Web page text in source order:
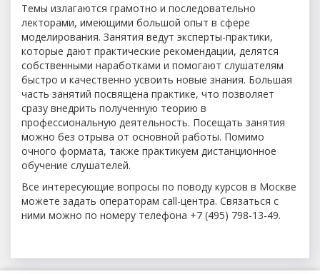
Темы излагаются грамотно и последовательно
лекторами, имеющими большой опыт в сфере
моделирования. Занятия ведут эксперты-практики,
которые дают практические рекомендации, делятся
собственными наработками и помогают слушателям
быстро и качественно усвоить новые знания. Большая
часть занятий посвящена практике, что позволяет
сразу внедрить полученную теорию в
профессиональную деятельность. Посещать занятия
можно без отрыва от основной работы. Помимо
очного формата, также практикуем дистанционное
обучение слушателей.
Все интересующие вопросы по поводу курсов в Москве
можете задать операторам call-центра. Связаться с
ними можно по номеру телефона +7 (495) 798-13-49.